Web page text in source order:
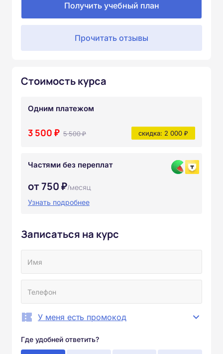
Получить учебный план
Прочитать отзывы
Стоимость курса
Одним платежом
3 500 ₽ 5 500 ₽ скидка: 2 000 ₽
Частями без переплат
от 750 ₽/месяц
Узнать подробнее
Записаться на курс
У меня есть промокод
Где удобней ответить?